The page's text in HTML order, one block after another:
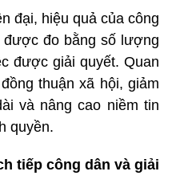
đại, hiệu quả của công
đo bằng số lượng
được giải quyết. Quan
thuận xã hội, giảm
và nâng cao niềm tin
quyền.
tiếp công dân và giải